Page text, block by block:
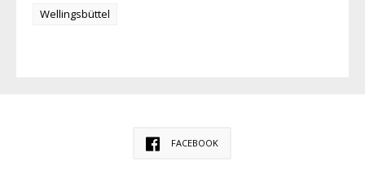
Wellingsbüttel
FACEBOOK